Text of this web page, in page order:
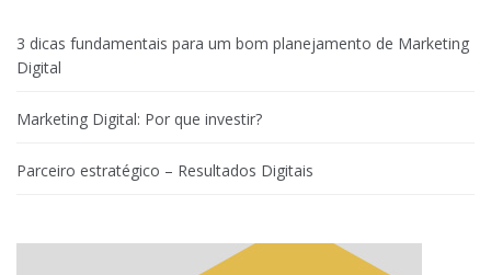
3 dicas fundamentais para um bom planejamento de Marketing
Digital
Marketing Digital: Por que investir?
Parceiro estratégico – Resultados Digitais